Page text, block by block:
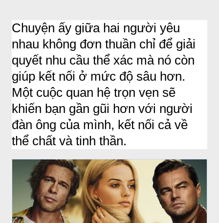
Chuyện ấy giữa hai người yêu
nhau không đơn thuần chỉ để giải
quyết nhu cầu thể xác mà nó còn
giúp kết nối ở mức độ sâu hơn.
Một cuộc quan hệ trọn vẹn sẽ
khiến bạn gần gũi hơn với người
đàn ông của mình, kết nối cả về
thể chất và tinh thần.